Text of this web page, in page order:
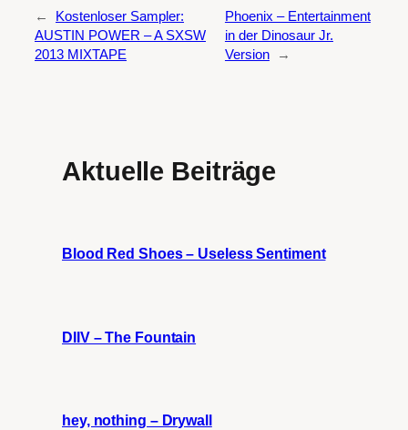
←
Kostenloser Sampler:
AUSTIN POWER – A SXSW
2013 MIXTAPE
Phoenix – Entertainment
in der Dinosaur Jr.
Version
→
Aktuelle Beiträge
Blood Red Shoes – Useless Sentiment
DIIV – The Fountain
hey, nothing – Drywall